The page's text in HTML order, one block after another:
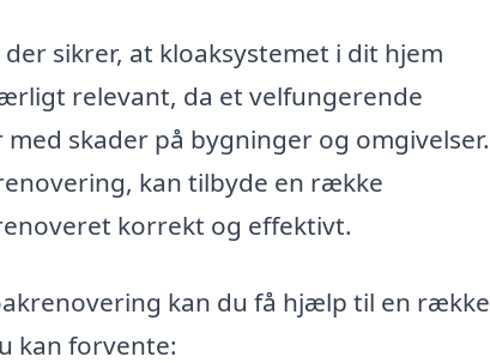
sikrer, at kloaksystemet i dit hjem
relevant, da et velfungerende
skader på bygninger og omgivelser.
kan tilbyde en række
korrekt og effektivt.
kan du få hjælp til en række
kan forvente: